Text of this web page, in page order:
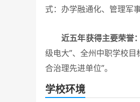
式：办学融通化、管理军
近五年获得主要荣誉：
级电大”、全州中职学校目
合治理先进单位”。
学校环境